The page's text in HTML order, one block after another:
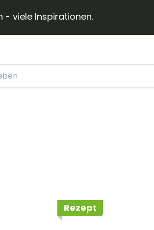
- viele Inspirationen.
Rezept